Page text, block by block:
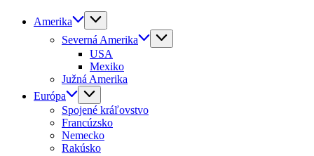
Amerika
Severná Amerika
USA
Mexiko
Južná Amerika
Európa
Spojené kráľovstvo
Francúzsko
Nemecko
Rakúsko